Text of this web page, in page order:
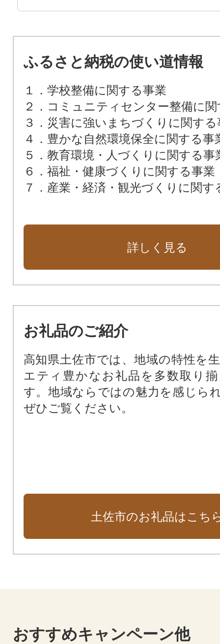
ふるさと納税の使い道情報
１．学校整備に関する事業
２．コミュニティセンター整備に
３．災害に強いまちづくりに関する
４．豊かな自然環境保全に関する事
５．教育環境・人づくりに関する事
６．福祉・健康づくりに関する事業
７．産業・経済・観光づくりに関す
詳しく見る
お礼品のご紹介
高知県土佐市では、地域の特性を
エティ豊かなお礼品を多数取り
す。地域ならではの魅力を感じら
ぜひご覧ください。
土佐市のお礼品はこち
おすすめキャンペーン他